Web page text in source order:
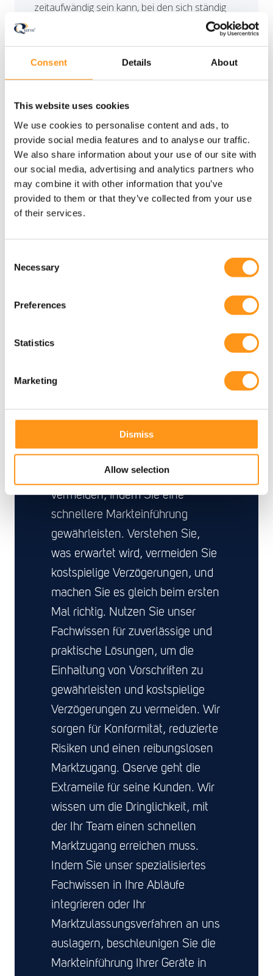
Consent Details About
This website uses cookies
We use cookies to personalise content and ads, to
provide social media features and to analyse our traffic.
We also share information about your use of our site with
our social media, advertising and analytics partners who
may combine it with other information that you’ve
provided to them or that they’ve collected from your use
of their services.
Selection
Necessary
Preferences
Statistics
Marketing
Dismiss
Allow selection
zeitaufwändig sein kann, bei den sich ständig
ändernden Vorschriften auf dem Laufenden zu
über Vorschriften, Richtlinien, Normen und
Nachrichten auf dem Laufenden hält.
arrow_forward
Ausbildung
Erweitern Sie Ihr Fachwissen mit Qserve Learn
IVD-Branche. Jederzeit und überall.
arrow_forward
Setzen Sie Experten ein, um
Verluste und Ineffizienz zu
vermeiden, indem Sie eine
schnellere Markteinführung
gewährleisten. Verstehen Sie,
was erwartet wird, vermeiden Sie
kostspielige Verzögerungen, und
machen Sie es gleich beim ersten
Mal richtig. Nutzen Sie unser
Fachwissen für zuverlässige und
praktische Lösungen, um die
Einhaltung von Vorschriften zu
gewährleisten und kostspielige
Verzögerungen zu vermeiden. Wir
sorgen für Konformität, reduzierte
Risiken und einen reibungslosen
Marktzugang. Qserve geht die
Extrameile für seine Kunden. Wir
wissen um die Dringlichkeit, mit
der Ihr Team einen schnellen
Marktzugang erreichen muss.
Indem Sie unser spezialisiertes
Fachwissen in Ihre Abläufe
integrieren oder Ihr
Marktzulassungsverfahren an uns
auslagern, beschleunigen Sie die
Markteinführung Ihrer Geräte in